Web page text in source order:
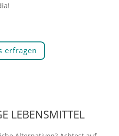
erfragen
LEBENSMITTEL